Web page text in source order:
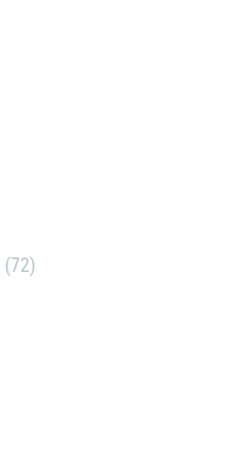
(72)